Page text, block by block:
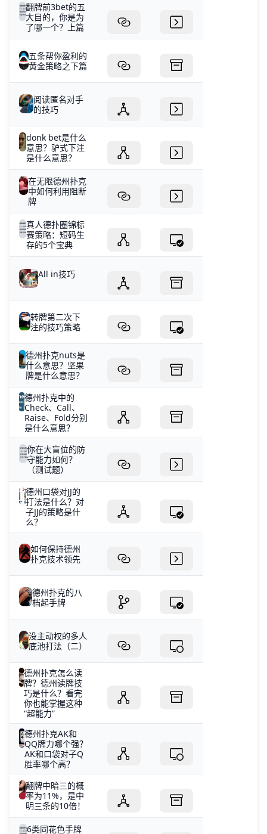
翻牌前3bet的五
大目的，你是为
了哪一个？上篇
五条帮你盈利的
黄金策略之下篇
阅读匿名对手
的技巧
donk bet是什么
意思？驴式下注
是什么意思？
在无限德州扑克
中如何利用阻断
牌
真人德扑圈锦标
赛策略：短码生
存的5个宝典
All in技巧
转牌第二次下
注的技巧策略
德州扑克nuts是
什么意思？坚果
牌是什么意思？
德州扑克中的
Check、Call、
Raise、Fold分别
是什么意思？
你在大盲位的防
守能力如何？
（测试题）
德州口袋对JJ的
打法是什么？对
子JJ的策略是什
么？
如何保持德州
扑克技术领先
德州扑克的八
档起手牌
没主动权的多人
底池打法（二）
德州扑克怎么读
牌？德州读牌技
巧是什么？看完
你也能掌握这种
“超能力”
德州扑克AK和
QQ牌力哪个强？
AK和口袋对子Q
胜率哪个高？
翻牌中暗三的概
率为11%，是中
明三条的10倍！
6类同花色手牌